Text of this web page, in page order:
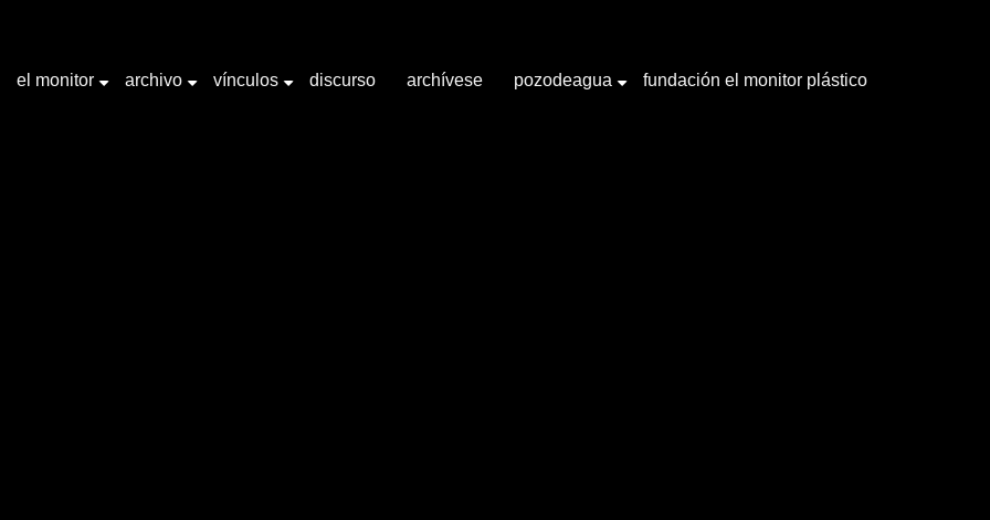
el monitor archivo vínculos discurso archívese pozodeagua fundación el monitor plástico